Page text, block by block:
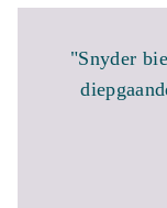
"Snyder